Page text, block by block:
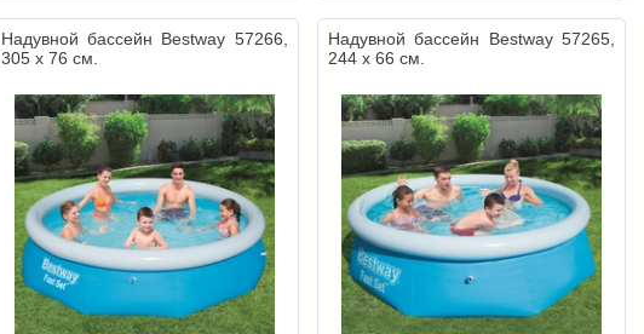
Надувной бассейн Bestway 57266,
305 х 76 см.
Надувной бассейн Bestway 57265,
244 х 66 см.